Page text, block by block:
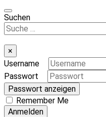
Suchen
×
Username
Passwort
Passwort anzeigen
Remember Me
Anmelden